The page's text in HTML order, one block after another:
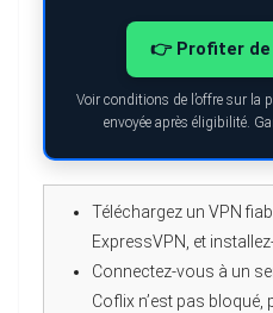
👉 Profiter
Voir conditions de l’offre sur la
envoyée après éligibilité.
Téléchargez un VPN
ExpressVPN, et
Connectez-vous à un
Coflix n’est pas bloqué,